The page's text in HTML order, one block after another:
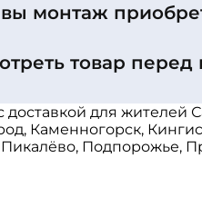
монтаж
товар перед
для жителей
Каменногорск,
Подпорожье,